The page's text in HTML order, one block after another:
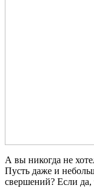
А вы никогда не
Пусть даже и
свершений? Если да,